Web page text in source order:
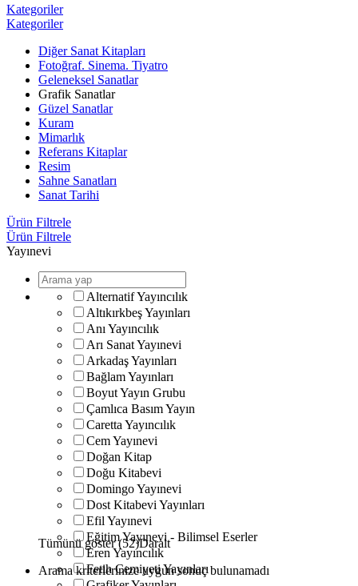
Kategoriler
Kategoriler
Diğer Sanat Kitapları
Fotoğraf. Sinema. Tiyatro
Geleneksel Sanatlar
Grafik Sanatlar
Güzel Sanatlar
Kuram
Mimarlık
Referans Kitaplar
Resim
Sahne Sanatları
Sanat Tarihi
Ürün Filtrele
Ürün Filtrele
Yayınevi
Alternatif Yayıncılık
Altıkırkbeş Yayınları
Anı Yayıncılık
Arı Sanat Yayınevi
Arkadaş Yayınları
Bağlam Yayınları
Boyut Yayın Grubu
Çamlıca Basım Yayın
Caretta Yayıncılık
Cem Yayınevi
Doğan Kitap
Doğu Kitabevi
Domingo Yayınevi
Dost Kitabevi Yayınları
Efil Yayınevi
Eğitim Yayınevi - Bilimsel Eserler
Eren Yayıncılık
Fetih Cemiyeti Yayınları
Tümünü göster (52)Daralt
Arama kriterlerinize uygun sonuç bulunamadı